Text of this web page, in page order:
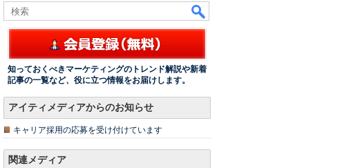
知っておくべきマーケティングのトレンド解説や新着
記事の一覧など、役に立つ情報をお届けします。
アイティメディアからのお知らせ
キャリア採用の応募を受け付けています
関連メディア